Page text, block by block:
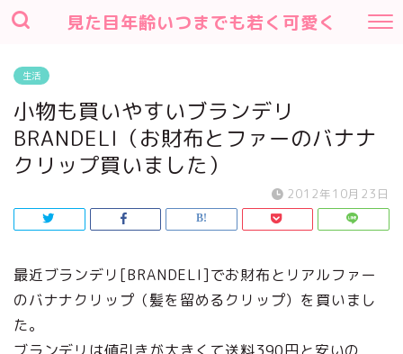
見た目年齢いつまでも若く可愛く
生活
小物も買いやすいブランデリ
BRANDELI（お財布とファーのバナナ
クリップ買いました）
2012年10月23日
最近ブランデリ[BRANDELI]でお財布とリアルファー
のバナナクリップ（髪を留めるクリップ）を買いまし
た。